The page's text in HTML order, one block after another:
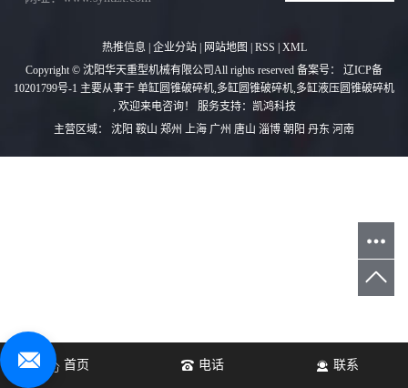
热推信息 | 企业分站| 网站地图 | RSS | XML
Copyright © 沈阳华天重型机械有限公司All rights reserved 备案号： 辽ICP备
10201799号-1 主要从事于 单缸圆锥破碎机 多缸圆锥破碎机 多缸液压圆锥破碎机
, 欢迎来电咨询！
服务支持：
凯鸿科技
主营区域： 沈阳 鞍山 郑州 上海 广州 唐山 淄博 朝阳 丹东 河南
首页 电话 联系